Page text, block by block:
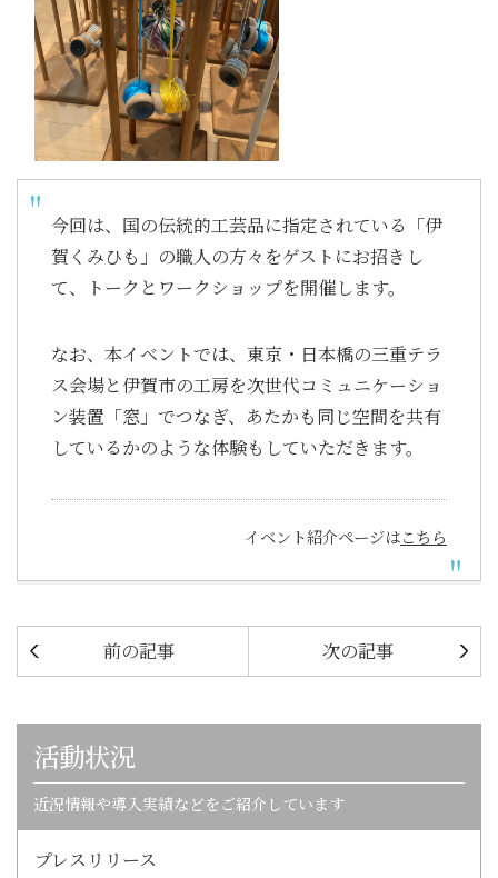
今回は、国の伝統的工芸品に指定されている「伊
賀くみひも」の職人の方々をゲストにお招きし
て、トークとワークショップを開催します。
なお、本イベントでは、東京・日本橋の三重テラ
ス会場と伊賀市の工房を次世代コミュニケーショ
ン装置「窓」でつなぎ、あたかも同じ空間を共有
しているかのような体験もしていただきます。
イベント紹介ページはこちら
前の記事 次の記事
活動状況
近況情報や導入実績などをご紹介しています
プレスリリース